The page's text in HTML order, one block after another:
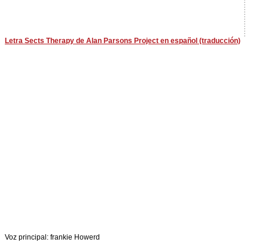
Letra Sects Therapy de Alan Parsons Project en español (traducción)
Voz principal: frankie Howerd